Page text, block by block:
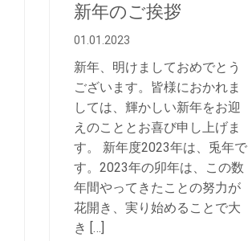
新年のご挨拶
01.01.2023
新年、明けましておめでとう
ございます。皆様におかれま
しては、輝かしい新年をお迎
えのこととお喜び申し上げま
す。 新年度2023年は、兎年で
す。2023年の卯年は、この数
年間やってきたことの努力が
花開き、実り始めることで大
き […]